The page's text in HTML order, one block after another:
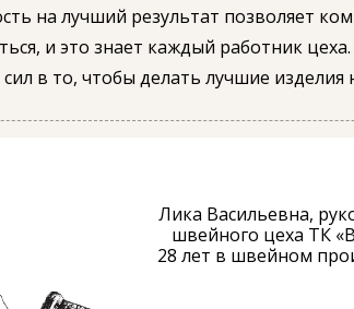
на лучший результат позволяет
и это знает каждый работник
в то, чтобы делать лучшие изделия
Лика Васильевна,
швейного цеха ТК
28 лет в швейном